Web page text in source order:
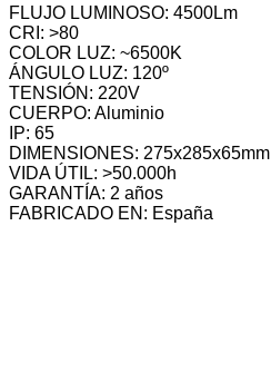
FLUJO LUMINOSO: 4500Lm
CRI: >80
COLOR LUZ: ~6500K
ÁNGULO LUZ: 120º
TENSIÓN: 220V
CUERPO: Aluminio
IP: 65
DIMENSIONES: 275x285x65mm
VIDA ÚTIL: >50.000h
GARANTÍA: 2 años
FABRICADO EN: España